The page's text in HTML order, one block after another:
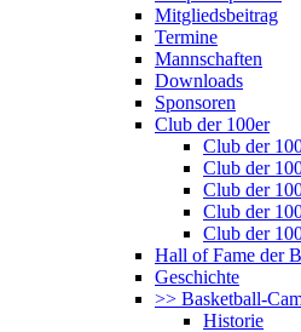
Mitgliedsbeitrag
Termine
Mannschaften
Downloads
Sponsoren
Club der 100er
Club der
Club der
Club der
Club der
Club der
Hall of Fame der
Geschichte
>> Basketball-
Historie